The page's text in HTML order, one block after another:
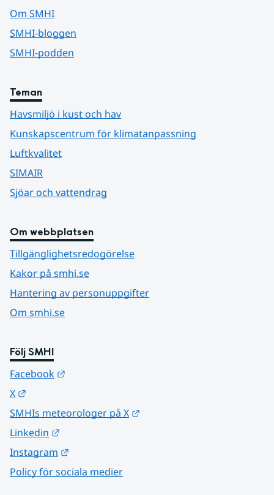
Om SMHI
SMHI-bloggen
SMHI-podden
Teman
Havsmiljö i kust och hav
Kunskapscentrum för klimatanpassning
Luftkvalitet
SIMAIR
Sjöar och vattendrag
Om webbplatsen
Tillgänglighetsredogörelse
Kakor på smhi.se
Hantering av personuppgifter
Om smhi.se
Följ SMHI
Facebook
X
SMHIs meteorologer på X
Linkedin
Instagram
Policy för sociala medier